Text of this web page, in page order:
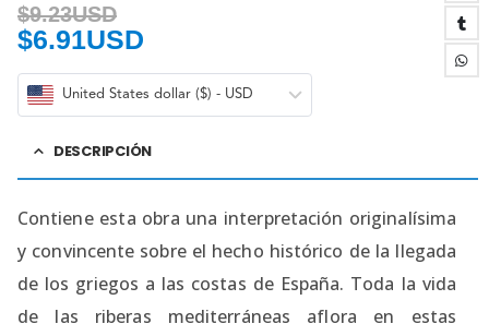
$9.23USD
$6.91USD
United States dollar ($) - USD
DESCRIPCIÓN
Contiene esta obra una interpretación originalísima
y convincente sobre el hecho histórico de la llegada
de los griegos a las costas de España. Toda la vida
de las riberas mediterráneas aflora en estas